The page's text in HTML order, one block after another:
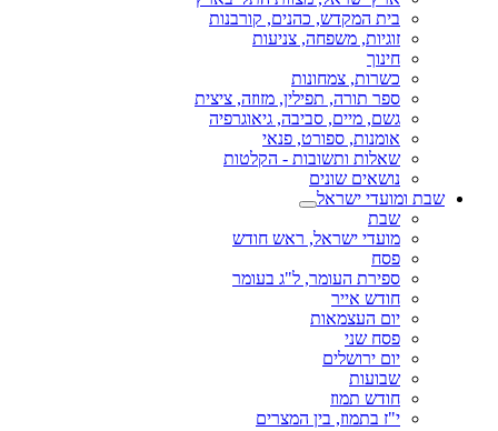
בית המקדש, כהנים, קורבנות
זוגיות, משפחה, צניעות
חינוך
כשרות, צמחונות
ספר תורה, תפילין, מזוזה, ציצית
גשם, מיים, סביבה, גיאוגרפיה
אומנות, ספורט, פנאי
שאלות ותשובות - הקלטות
נושאים שונים
שבת ומועדי ישראל
שבת
מועדי ישראל, ראש חודש
פסח
ספירת העומר, ל"ג בעומר
חודש אייר
יום העצמאות
פסח שני
יום ירושלים
שבועות
חודש תמוז
י"ז בתמוז, בין המצרים